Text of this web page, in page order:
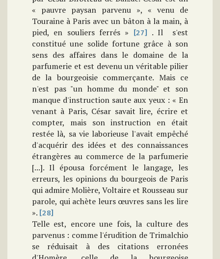
« pauvre paysan parvenu », « venu de
Touraine à Paris avec un bâton à la main, à
pied, en souliers ferrés »
[27]
. Il s'est
constitué une solide fortune grâce à son
sens des affaires dans le domaine de la
parfumerie et est devenu un véritable pilier
de la bourgeoisie commerçante. Mais ce
n'est pas "un homme du monde" et son
manque d'instruction saute aux yeux : « En
venant à Paris, César savait lire, écrire et
compter, mais son instruction en était
restée là, sa vie laborieuse l'avait empêché
d'acquérir des idées et des connaissances
étrangères au commerce de la parfumerie
[...]. Il épousa forcément le langage, les
erreurs, les opinions du bourgeois de Paris
qui admire Molière, Voltaire et Rousseau sur
parole, qui achète leurs œuvres sans les lire
». [28]
Telle est, encore une fois, la culture des
parvenus : comme l'érudition de Trimalchio
se réduisait à des citations erronées